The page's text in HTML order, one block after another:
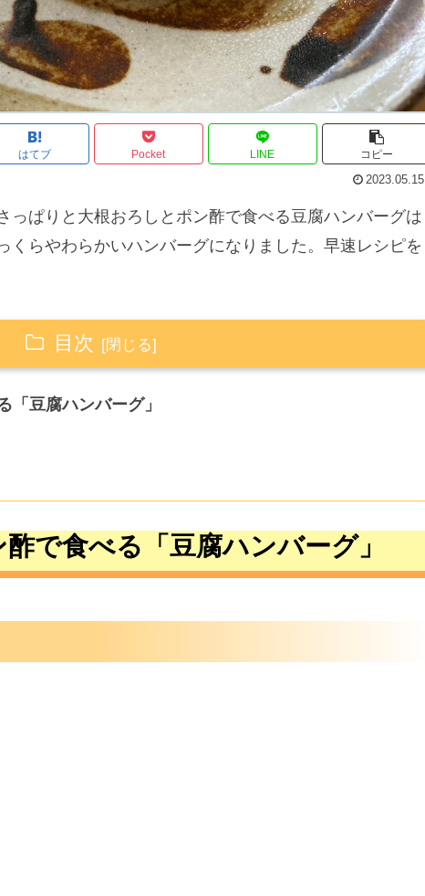
はてブ Pocket LINE コピー
2023.05.15
っぱりと大根おろしとポン酢で食べる豆腐ハンバーグは
くらやわらかいハンバーグになりました。早速レシピを
目次
「豆腐ハンバーグ」
で食べる「豆腐ハンバーグ」